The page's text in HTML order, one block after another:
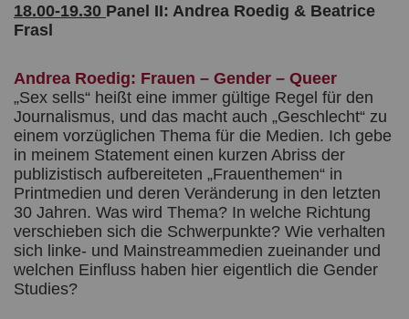
18.00-19.30 Panel II: Andrea Roedig & Beatrice
Frasl
Andrea Roedig: Frauen – Gender – Queer
„Sex sells“ heißt eine immer gültige Regel für den
Journalismus, und das macht auch „Geschlecht“ zu
einem vorzüglichen Thema für die Medien. Ich gebe
in meinem Statement einen kurzen Abriss der
publizistisch aufbereiteten „Frauenthemen“ in
Printmedien und deren Veränderung in den letzten
30 Jahren. Was wird Thema? In welche Richtung
verschieben sich die Schwerpunkte? Wie verhalten
sich linke- und Mainstreammedien zueinander und
welchen Einfluss haben hier eigentlich die Gender
Studies?